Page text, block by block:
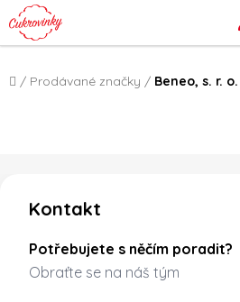
Přejít na obsah
Domů
/ Prodávané značky / Beneo, s. r. o.
Kontakt
Potřebujete s něčím poradit?
Obraťte se na náš tým